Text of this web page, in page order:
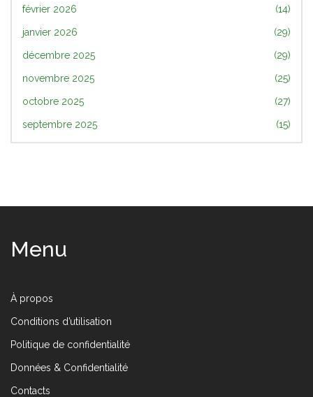
février 2026 (14)
janvier 2026 (29)
décembre 2025 (29)
novembre 2025 (25)
octobre 2025 (27)
septembre 2025 (15)
Menu
À propos
Conditions d’utilisation
Politique de confidentialité
Données & Confidentialité
Contacts